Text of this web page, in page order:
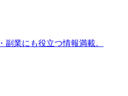
業にも役立つ情報満載。